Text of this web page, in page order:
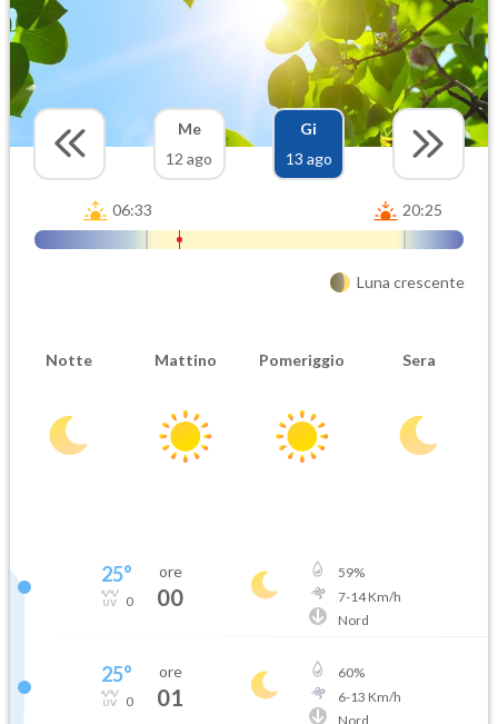
Me
12 ago
Gi
13 ago
06:33 20:25
Luna crescente
Notte Mattino Pomeriggio Sera
25°
0
ore
00
59%
7-14Km/h
Nord
25°
0
ore
01
60%
6-13 Km/h
Nord